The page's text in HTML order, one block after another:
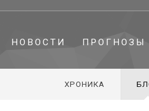
НОВОСТИ ПРОГНОЗЫ
ХРОНИКА